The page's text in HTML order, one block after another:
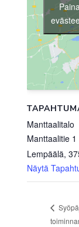
Manttaalitalo
Manttaalitie 1
Lempäälä,
Näytä